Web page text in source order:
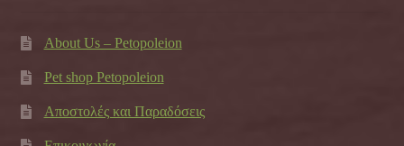
About Us – Petopoleion
Pet shop Petopoleion
Αποστολές και Παραδόσεις